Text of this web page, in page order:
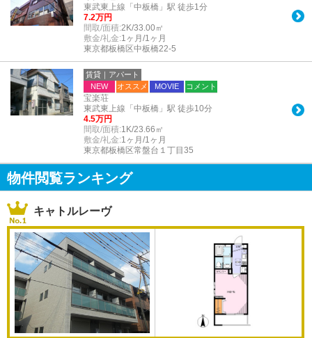
東武東上線「中板橋」駅 徒歩1分
7.2万円
間取/面積:2K/33.00㎡
敷金/礼金:1ヶ月/1ヶ月
東京都板橋区中板橋22-5
賃貸｜アパート
NEW
オススメ MOVIE コメント
宝楽荘
東武東上線「中板橋」駅 徒歩10分
4.5万円
間取/面積:1K/23.66㎡
敷金/礼金:1ヶ月/1ヶ月
東京都板橋区常盤台１丁目35
物件閲覧ランキング
キャトルレーヴ